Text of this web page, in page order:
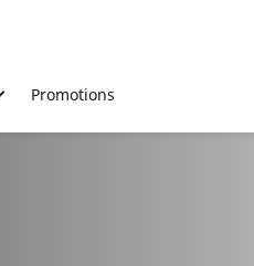
Promotions